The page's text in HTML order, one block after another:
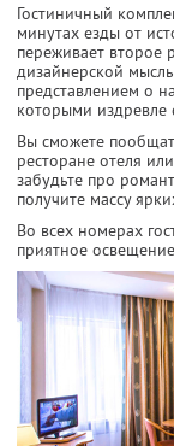
Гостиничный
минутах езды от
переживает второе
дизайнерской
представлением о
которыми издревле
Вы сможете
ресторане отеля
забудьте про
получите массу
Во всех номерах
приятное